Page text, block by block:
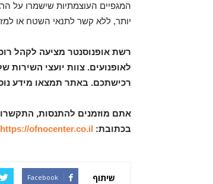
המגפיים העוצמתיות שישמרו על
יותר, ללא קשר לתנאי השטח או
רשת אופנוסנטר מציעה לקהל
לאופנועים. צוות יועצי
רכישתכם. באתר תמצאו מידע
אתם מוזמנים להתנסות, התקשרו
בכתובת: https://ofnocenter.co.il
שיתוף Facebook